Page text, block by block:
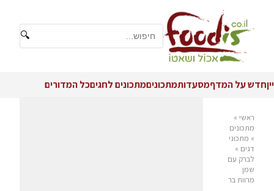
🔍
ייןחדש על המדףמסעדותמתכוניםמתכונים לחגיםכל המדורים
ראשי »
מתכונים
» מתכוני
דגים »
לברק עם
שמן
מרוות בר